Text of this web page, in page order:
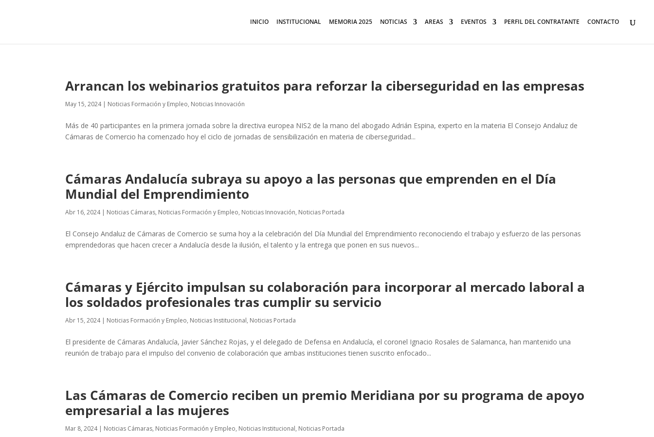
INICIO INSTITUCIONAL MEMORIA 2025 NOTICIAS AREAS EVENTOS PERFIL DEL CONTRATANTE CONTACTO
Arrancan los webinarios gratuitos para reforzar la ciberseguridad en las empresas
May 15, 2024| Noticias Formación y Empleo, Noticias Innovación
Más de 40 participantes en la primera jornada sobre la directiva europea NIS2 de la mano del abogado Adrián Espina, experto en la materia El Consejo Andaluz de
Cámaras de Comercio ha comenzado hoy el ciclo de jornadas de sensibilización en materia de ciberseguridad...
Cámaras Andalucía subraya su apoyo a las personas que emprenden en el Día
Mundial del Emprendimiento
Abr 16, 2024| Noticias Cámaras, Noticias Formación y Empleo, Noticias Innovación, Noticias Portada
El Consejo Andaluz de Cámaras de Comercio se suma hoy a la celebración del Día Mundial del Emprendimiento reconociendo el trabajo y esfuerzo de las personas
emprendedoras que hacen crecer a Andalucía desde la ilusión, el talento y la entrega que ponen en sus nuevos...
Cámaras y Ejército impulsan su colaboración para incorporar al mercado laboral a
los soldados profesionales tras cumplir su servicio
Abr 15, 2024| Noticias Formación y Empleo, Noticias Institucional, Noticias Portada
El presidente de Cámaras Andalucía, Javier Sánchez Rojas, y el delegado de Defensa en Andalucía, el coronel Ignacio Rosales de Salamanca, han mantenido una
reunión de trabajo para el impulso del convenio de colaboración que ambas instituciones tienen suscrito enfocado...
Las Cámaras de Comercio reciben un premio Meridiana por su programa de apoyo
empresarial a las mujeres
Mar 8, 2024| Noticias Cámaras, Noticias Formación y Empleo, Noticias Institucional, Noticias Portada